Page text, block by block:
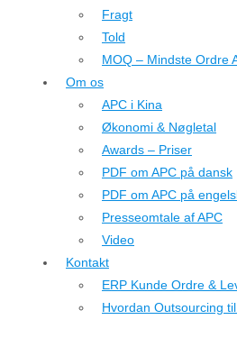
Fragt
Told
MOQ – Mindste Ordre
Om os
APC i Kina
Økonomi & Nøgletal
Awards – Priser
PDF om APC på dansk
PDF om APC på
Presseomtale af APC
Video
Kontakt
ERP Kunde Ordre &
Hvordan Outsourcing